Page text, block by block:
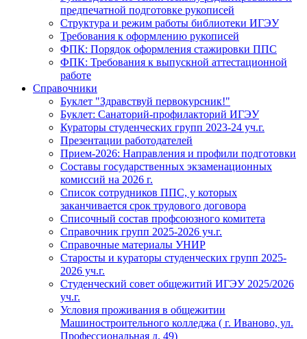
предпечатной подготовке рукописей
Структура и режим работы библиотеки ИГЭУ
Требования к оформлению рукописей
ФПК: Порядок оформления стажировки ППС
ФПК: Требования к выпускной аттестационной
работе
Справочники
Буклет "Здравствуй первокурсник!"
Буклет: Санаторий-профилакторий ИГЭУ
Кураторы студенческих групп 2023-24 уч.г.
Презентации работодателей
Прием-2026: Направления и профили подготовки
Составы государственных экзаменационных
комиссий на 2026 г.
Список сотрудников ППС, у которых
заканчивается срок трудового договора
Списочный состав профсоюзного комитета
Справочник групп 2025-2026 уч.г.
Справочные материалы УНИР
Старосты и кураторы студенческих групп 2025-
2026 уч.г.
Студенческий совет общежитий ИГЭУ 2025/2026
уч.г.
Условия проживания в общежитии
Машиностроительного колледжа ( г. Иваново, ул.
Профессиональная д. 49)